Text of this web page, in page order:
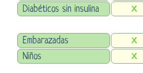
Diabéticos sin insulina X
Embarazadas X
Niños X